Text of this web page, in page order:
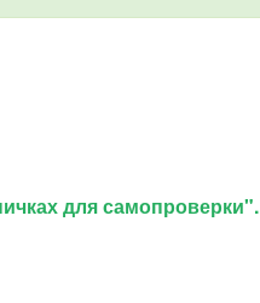
для самопроверки".